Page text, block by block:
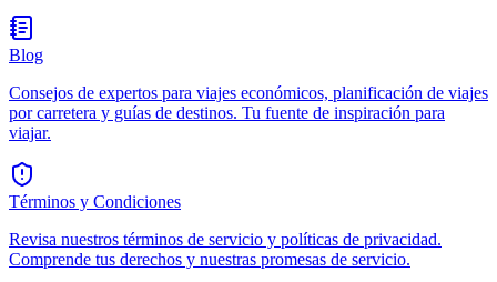
Blog
Consejos de expertos para viajes económicos, planificación de viajes
por carretera y guías de destinos. Tu fuente de inspiración para
viajar.
Términos y Condiciones
Revisa nuestros términos de servicio y políticas de privacidad.
Comprende tus derechos y nuestras promesas de servicio.